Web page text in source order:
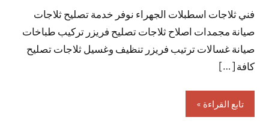
تعليقات
فني ثلاجات اسطبلات الجهراء نوفر خدمة تصليح ثلاجات
صيانة مجمدات اصلاح ثلاجات تصليح فريزر تركيب طباخات
صيانة غسالات ترتيب فريزر تنظيف وغسيل ثلاجات تصليح
كافة […]
تابع القراءة